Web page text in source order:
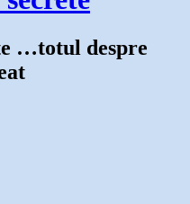
…totul despre